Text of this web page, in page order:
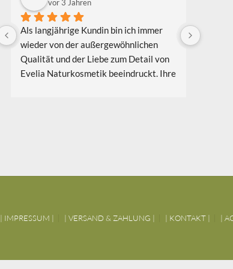
vor 3 Jahren
Als langjährige Kundin bin ich immer
wieder von der außergewöhnlichen
Qualität und der Liebe zum Detail von
Evelia Naturkosmetik beeindruckt. Ihre
Aloe Vera Splash Bio.
Evelia Naturkosmetikprodukte für
Verpackungen zu minimieren und
in
Preis-
| IMPRESSUM | | VERSAND & ZAHLUNG | | KONTAKT | |